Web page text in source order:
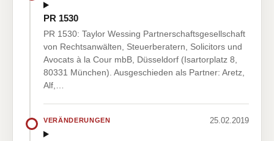
PR 1530
PR 1530: Taylor Wessing Partnerschaftsgesellschaft
von Rechtsanwälten, Steuerberatern, Solicitors und
Avocats à la Cour mbB, Düsseldorf (Isartorplatz 8,
80331 München). Ausgeschieden als Partner: Aretz,
Alf,…
VERÄNDERUNGEN 25.02.2019